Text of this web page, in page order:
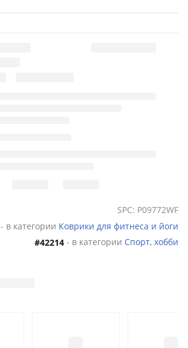
SPC: P09772WF
- в категории Коврики для фитнеса и йоги
#42214 - в категории Спорт, хобби